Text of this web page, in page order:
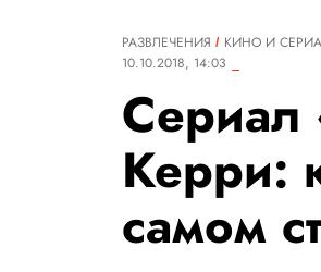
РАЗВЛЕЧЕНИЯ
КИНО И
10.10.2018, 14:03
Керри:
самом